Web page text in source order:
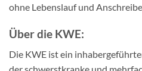
ohne Lebenslauf und
Über die KWE:
Die KWE ist ein